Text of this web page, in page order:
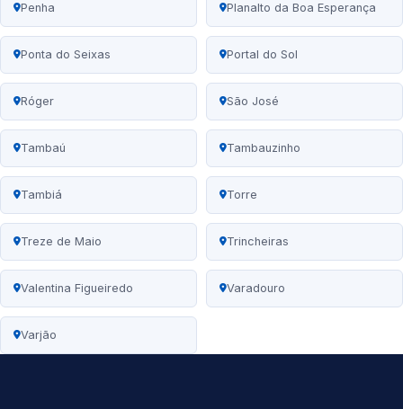
Penha Planalto da Boa Esperança
Ponta do Seixas Portal do Sol
Róger São José
Tambaú Tambauzinho
Tambiá Torre
Treze de Maio Trincheiras
Valentina Figueiredo Varadouro
Varjão